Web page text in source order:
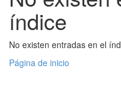
índice
No existen entradas en el
Página de inicio